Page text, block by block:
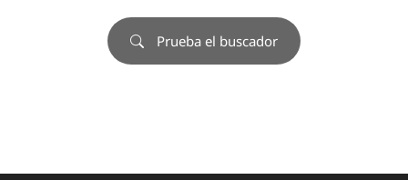
Prueba el buscador